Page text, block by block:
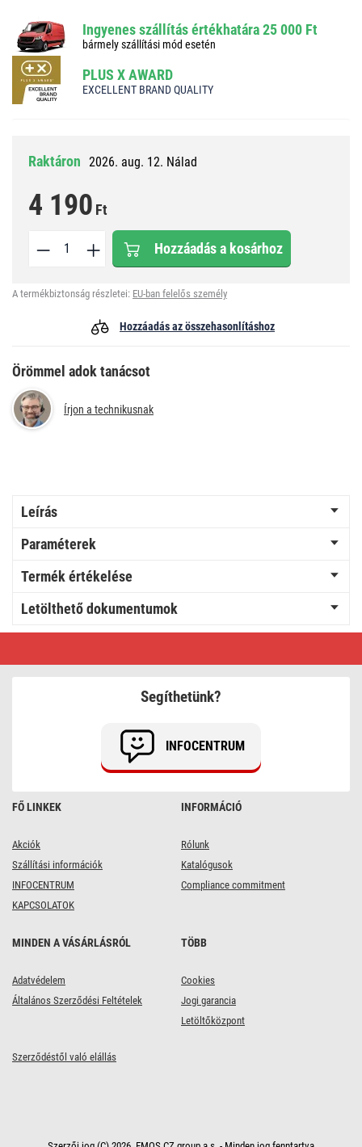
Ingyenes szállítás értékhatára 25 000 Ft
bármely szállítási mód esetén
PLUS X AWARD
EXCELLENT BRAND QUALITY
Raktáron 2026. aug. 12. Nálad
4 190 Ft
Hozzáadás a kosárhoz
A termékbiztonság részletei: EU-ban felelős személy
Hozzáadás az összehasonlításhoz
Örömmel adok tanácsot
Írjon a technikusnak
Leírás
Paraméterek
Termék értékelése
Letölthető dokumentumok
FŐ LINKEK
Akciók
Szállítási információk
INFOCENTRUM
KAPCSOLATOK
INFORMÁCIÓ
Rólunk
Katalógusok
Compliance commitment
MINDEN A VÁSÁRLÁSRÓL
Adatvédelem
Általános Szerződési Feltételek
TÖBB
Cookies
Jogi garancia
Letöltőközpont
Szerződéstől való elállás
Segíthetünk?
INFOCENTRUM